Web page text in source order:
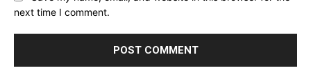
next time I comment.